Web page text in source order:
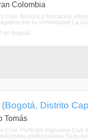
Colombia
Civil. MisiónLa formación
por la Universidad La
en Bogotá
Distrito
Tomás
Civil. Perfil del Ingeniero Civil
profesionales:Slida